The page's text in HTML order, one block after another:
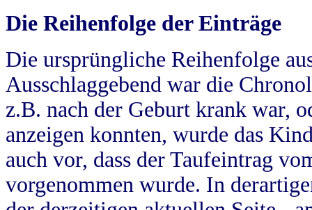
Die Reihenfolge der Einträge
Die ursprüngliche Reihenfolge
Ausschlaggebend war die
z.B. nach der Geburt krank war,
anzeigen konnten, wurde das
auch vor, dass der Taufeintrag
vorgenommen wurde. In